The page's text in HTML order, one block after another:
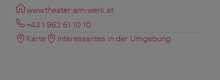
www.theater-am-werk.at
+43 1 962 61 10 10
Karte
Interessantes in der Umgebung